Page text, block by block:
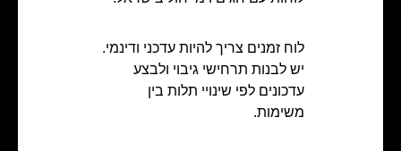
לוח זמנים צריך להיות עדכני ודינמי.
יש לבנות תרחישי גיבוי ולבצע
עדכונים לפי שינויי תלות בין
משימות.